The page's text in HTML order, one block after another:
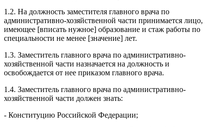
1.2. На должность заместителя главного врача по
административно-хозяйственной части принимается лицо,
имеющее [вписать нужное] образование и стаж работы по
специальности не менее [значение] лет.
1.3. Заместитель главного врача по административно-
хозяйственной части назначается на должность и
освобождается от нее приказом главного врача.
1.4. Заместитель главного врача по административно-
хозяйственной части должен знать:
- Конституцию Российской Федерации;